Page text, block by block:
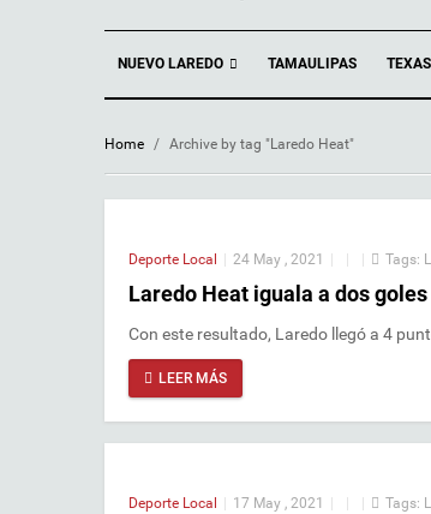
NUEVO LAREDO TAMAULIPAS TEXAS
Home / Archive by tag "Laredo Heat"
Deporte Local 24 May , 2021 Tags:
Laredo Heat iguala a dos
Con este resultado, Laredo llegó a 4
LEER MÁS
Deporte Local 17 May , 2021 Tags: